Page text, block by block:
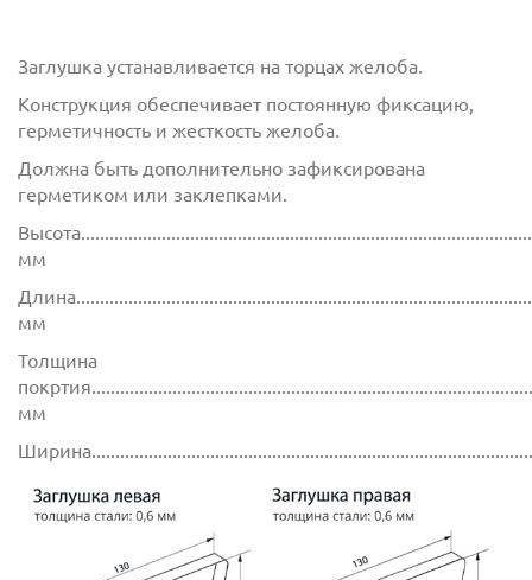
Заглушка устанавливается на торцах желоба.
Конструкция обеспечивает постоянную фиксацию,
герметичность и жесткость желоба.
Должна быть дополнительно зафиксирована
герметиком или заклепками.
мм
мм
Толщина
мм